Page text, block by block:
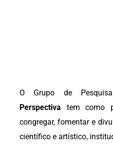
O Grupo de
Perspectiva
tem como
congregar, fomentar e
científico e artístico,